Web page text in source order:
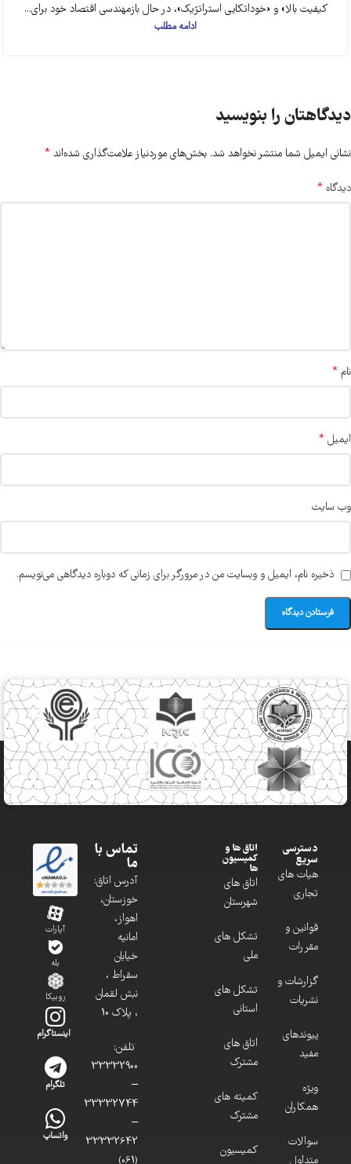
کیفیت بالا» و «خوداتکایی استراتژیک»، در حال بازمهندسی اقتصاد خود برای...
ادامه مطلب
دیدگاهتان را بنویسید
نشانی ایمیل شما منتشر نخواهد شد. بخش‌های موردنیاز علامت‌گذاری شده‌اند *
دیدگاه *
نام *
ایمیل *
وب‌ سایت
ذخیره نام، ایمیل و وبسایت من در مرورگر برای زمانی که دوباره دیدگاهی می‌نویسم.
دسترسی
سریع
هیات های
تجاری
قوانین و
مقررات
گزارشات و
نشریات
پیوندهای
مفید
ویژه
همکاران
سوالات
اتاق ها و
کمیسیون
ها
اتاق های
شهرستان
تشکل های
ملی
تشکل های
استانی
اتاق های
مشترک
کمیته های
مشترک
کمیسیون
تماس با
ما
آدرس اتاق:
خوزستان،
اهواز،
امانیه
خیابان
سقراط ،
نبش لقمان
، پلاک 10
تلفن:
33332900
–
33332744
–
33332642
آپارات
بله
روبیکا
اینستاگرام
تلگرام
واتساپ